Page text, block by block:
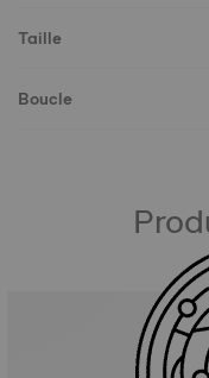
Taille
Boucle